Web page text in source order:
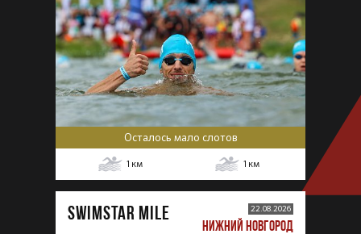
Осталось мало слотов
1 км 1 км
SWIMSTAR MILE 22.08.2026
НИЖНИЙ НОВГОРОД